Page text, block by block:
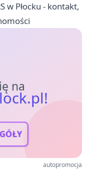
w Płocku - kontakt,
na
autopromocja